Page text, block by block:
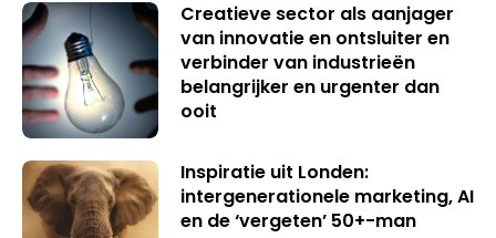
Creatieve sector als aanjager
van innovatie en ontsluiter en
verbinder van industrieën
belangrijker en urgenter dan
ooit
Inspiratie uit Londen:
intergenerationele marketing, AI
en de ‘vergeten’ 50+-man